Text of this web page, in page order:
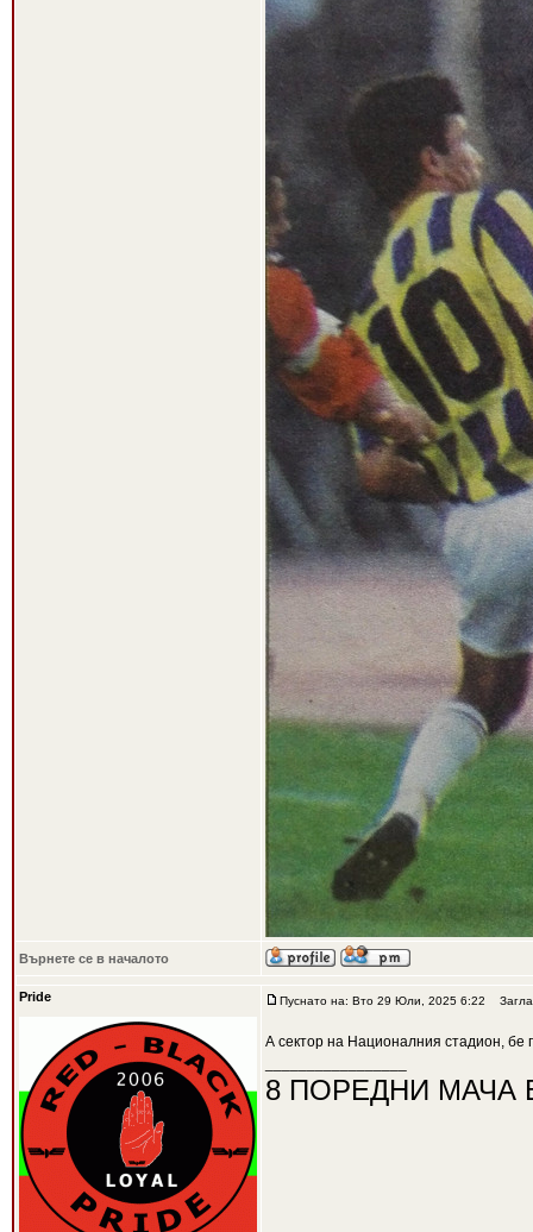
Върнете се в началото
Pride Пуснато на: Вто 29 Юли, 2025 6:22
А сектор на Националния стадион,
8 ПОРЕДНИ МАЧА